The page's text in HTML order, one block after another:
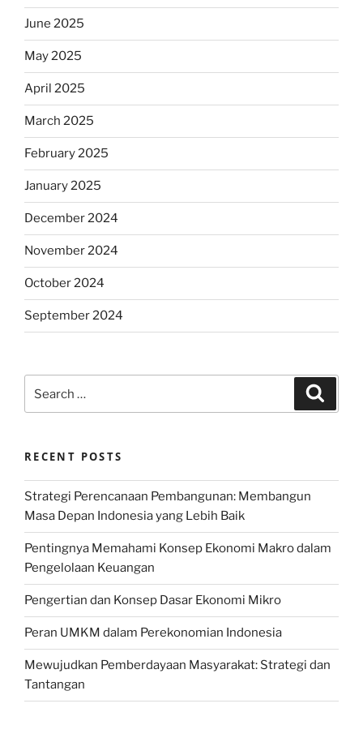
June 2025
May 2025
April 2025
March 2025
February 2025
January 2025
December 2024
November 2024
October 2024
September 2024
for:
RECENT POSTS
Strategi Perencanaan Pembangunan: Membangun
Masa Depan Indonesia yang Lebih Baik
Pentingnya Memahami Konsep Ekonomi Makro dalam
Pengelolaan Keuangan
Pengertian dan Konsep Dasar Ekonomi Mikro
Peran UMKM dalam Perekonomian Indonesia
Mewujudkan Pemberdayaan Masyarakat: Strategi dan
Tantangan